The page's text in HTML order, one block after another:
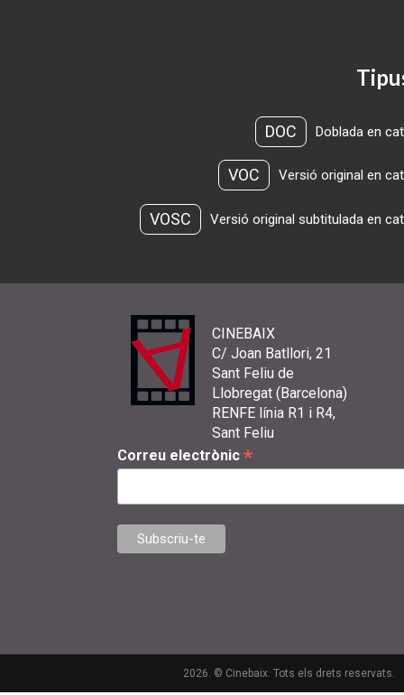
DOC Doblada en
VOC Versió original en
VOSC Versió original subtitulada en
CINEBAIX
C/ Joan Batllori, 21
Sant Feliu de
Llobregat (Barcelona)
RENFE línia R1 i R4,
Sant Feliu
Correu electrònic *
2026. © Cinebaix. Tots els drets reservats.